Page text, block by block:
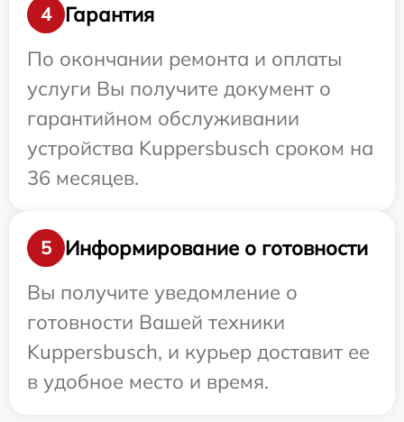
4
Гарантия
По окончании ремонта и оплаты
услуги Вы получите документ о
гарантийном обслуживании
устройства Kuppersbusch сроком на
36 месяцев.
5
Информирование о готовности
Вы получите уведомление о
готовности Вашей техники
Kuppersbusch, и курьер доставит ее
в удобное место и время.